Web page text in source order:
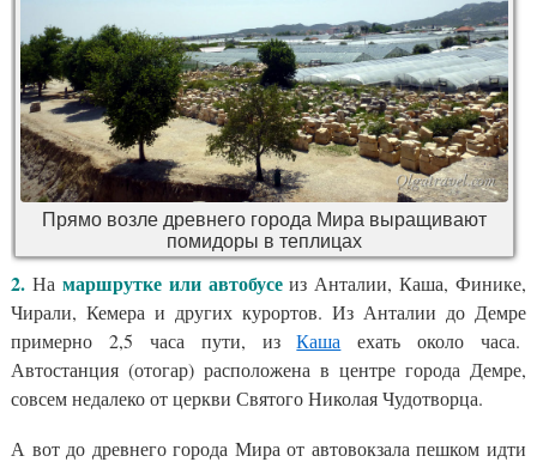
Прямо возле древнего города Мира выращивают
помидоры в теплицах
2. На маршрутке или автобусеиз Анталии, Каша, Финике,
Чирали, Кемера и других курортов. Из Анталии до Демре
примерно 2,5 часа пути, изКаша ехать около часа.
Автостанция (отогар) расположена в центре города Демре,
совсем недалеко от церкви Святого Николая Чудотворца.
А вот до древнего города Мира от автовокзала пешком идти